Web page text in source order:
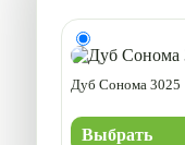
Дуб Сонома 3025
Выбрать